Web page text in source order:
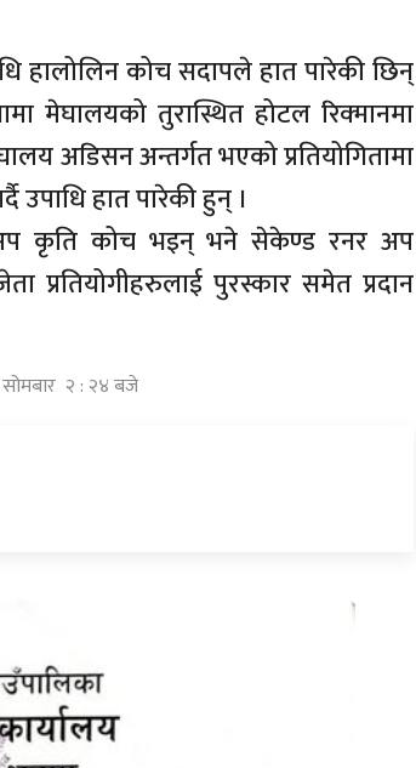
हालोलिन कोच सदापले हात पारेकी छिन्
मेघालयको तुरास्थित होटल रिक्मानमा
अडिसन अन्तर्गत भएको प्रतियोगितामा
उपाधि हात पारेकी हुन् ।
अप कृति कोच भइन् भने सेकेण्ड रनर अप
प्रतियोगीहरुलाई पुरस्कार समेत प्रदान
सोमबार २ : २४ बजे